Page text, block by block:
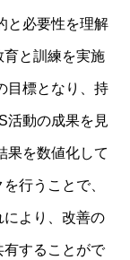
と必要性を理解
育と訓練を実施
目標となり、持
活動の成果を見
果を数値化して
行うことで、
より、改善の
有することがで